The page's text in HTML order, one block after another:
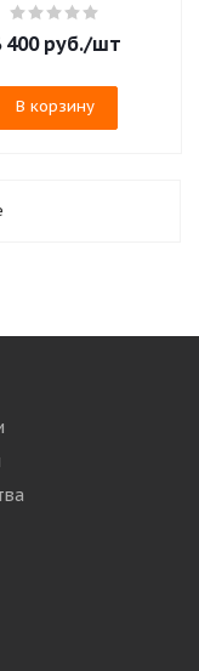
400руб./шт
В корзину